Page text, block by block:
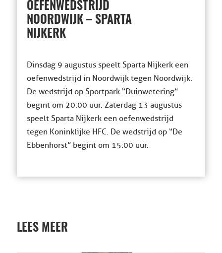
OEFENWEDSTRIJD
NOORDWIJK – SPARTA
NIJKERK
Dinsdag 9 augustus speelt Sparta Nijkerk een
oefenwedstrijd in Noordwijk tegen Noordwijk.
De wedstrijd op Sportpark “Duinwetering”
begint om 20:00 uur. Zaterdag 13 augustus
speelt Sparta Nijkerk een oefenwedstrijd
tegen Koninklijke HFC. De wedstrijd op “De
Ebbenhorst” begint om 15:00 uur.
LEES MEER